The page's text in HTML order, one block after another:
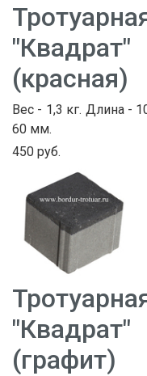
(красная)
Вес - 1,3 кг. Длина -
60 мм.
450 руб.
(графит)